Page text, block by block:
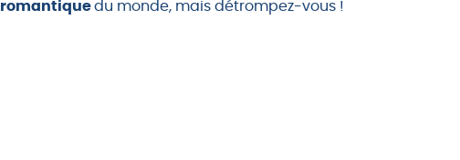
romantiquedu monde, mais détrompez-vous !